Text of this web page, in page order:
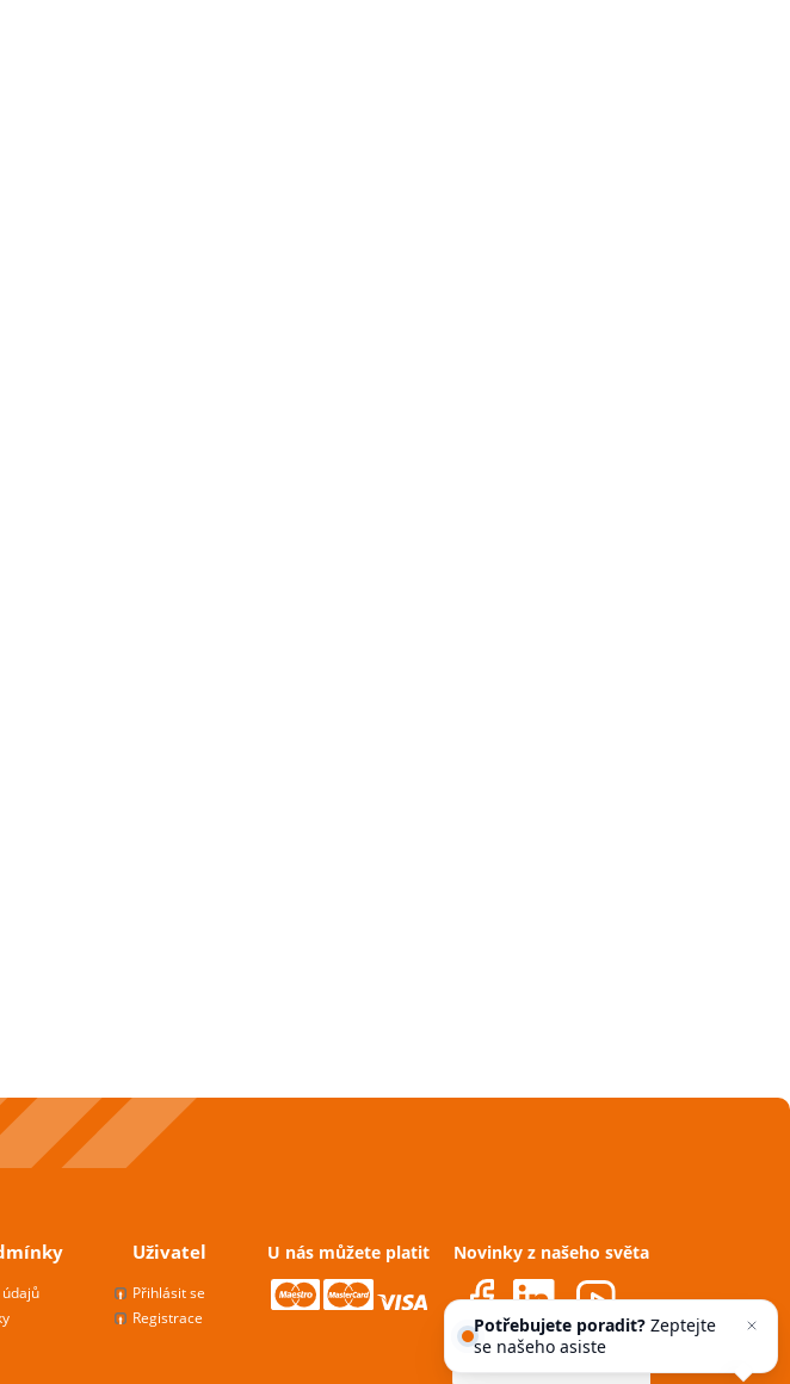
Uživatel
Přihlásit se
Registrace
U nás můžete platit Novinky z našeho světa
Potřebujete poradit? Zeptejte
se našeho asistenta